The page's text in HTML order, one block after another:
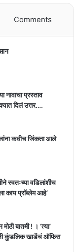
Comments
नावाचा प्रस्ताव
दिलं उत्तर….
कधीच जिंकता आले
स्वतःच्या वडिलांशीच
काय प्राॅब्लेम आहे’
बातमी ! । ‘त्या’
कुंडलिक खाडेंचं ऑफिस